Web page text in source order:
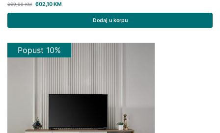
669,00KM 602,10KM
Dodaj u korpu
Popust 10%